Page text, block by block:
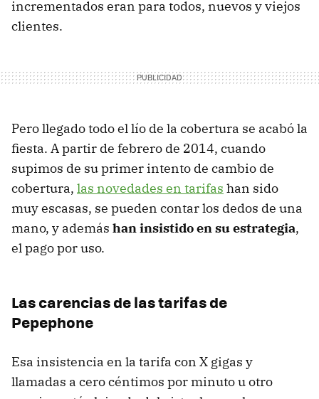
incrementados eran para todos, nuevos y viejos
clientes.
Pero llegado todo el lío de la cobertura se acabó la
fiesta. A partir de febrero de 2014, cuando
supimos de su primer intento de cambio de
cobertura, las novedades en tarifas han sido
muy escasas, se pueden contar los dedos de una
mano, y además han insistido en su estrategia,
el pago por uso.
Las carencias de las tarifas de
Pepephone
Esa insistencia en la tarifa con X gigas y
llamadas a cero céntimos por minuto u otro